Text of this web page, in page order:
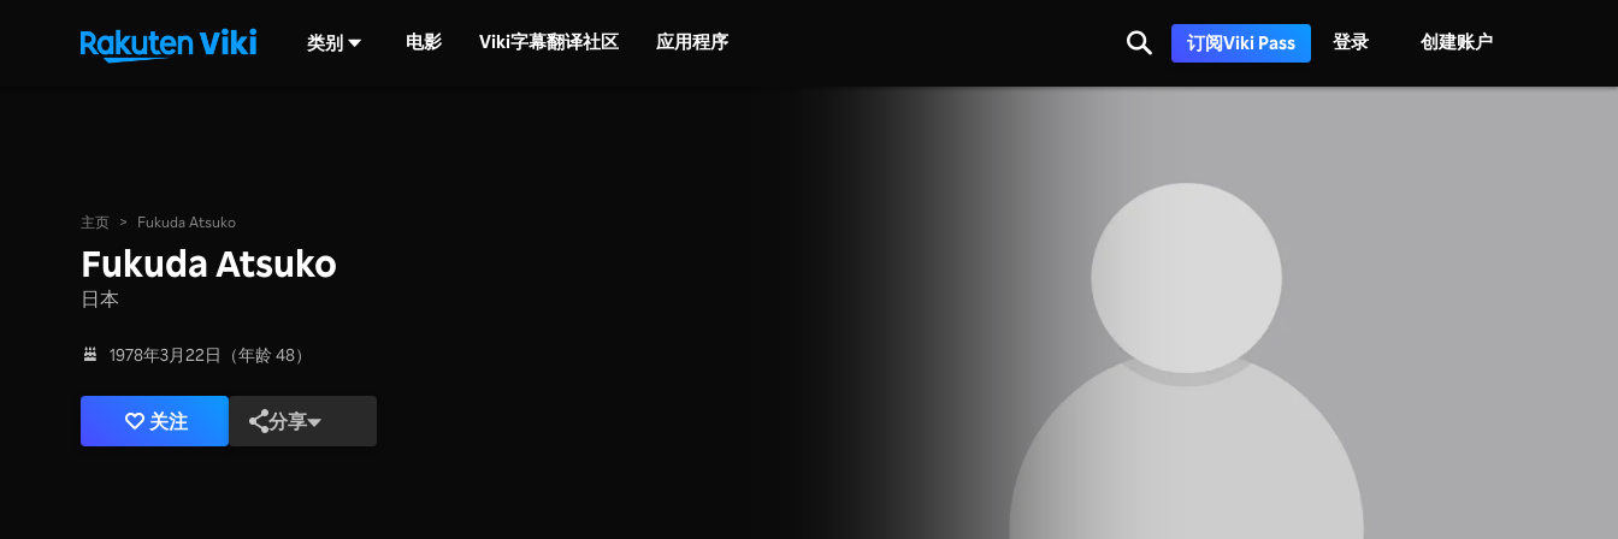
类别 电影 Viki字幕翻译社区 应用程序 订阅Viki Pass 登录 创建账户
主页 > Fukuda Atsuko
Fukuda Atsuko
日本
1978年3月22日（年龄 48）
关注 分享